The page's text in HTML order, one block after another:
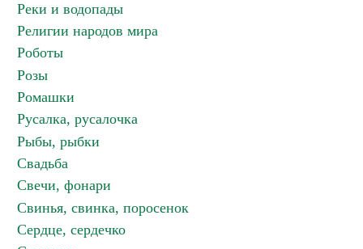
Реки и водопады
Религии народов мира
Роботы
Розы
Ромашки
Русалка, русалочка
Рыбы, рыбки
Свадьба
Свечи, фонари
Свинья, свинка, поросенок
Сердце, сердечко